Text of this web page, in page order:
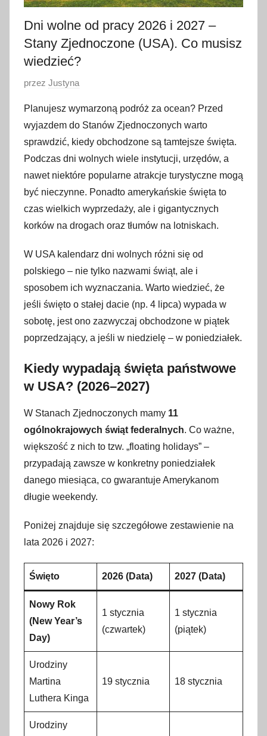
Dni wolne od pracy 2026 i 2027 –
Stany Zjednoczone (USA). Co musisz
wiedzieć?
O
u
b
l
i
k
o
w
a
o
5
m
a
2
2
6
przez Justyna
Planujesz wymarzoną podróż za ocean? Przed
wyjazdem do Stanów Zjednoczonych warto
sprawdzić, kiedy obchodzone są tamtejsze święta.
Podczas dni wolnych wiele instytucji, urzędów, a
nawet niektóre popularne atrakcje turystyczne mogą
być nieczynne. Ponadto amerykańskie święta to
czas wielkich wyprzedaży, ale i gigantycznych
korków na drogach oraz tłumów na lotniskach.
W USA kalendarz dni wolnych różni się od
polskiego – nie tylko nazwami świąt, ale i
sposobem ich wyznaczania. Warto wiedzieć, że
jeśli święto o stałej dacie (np. 4 lipca) wypada w
sobotę, jest ono zazwyczaj obchodzone w piątek
poprzedzający, a jeśli w niedzielę – w poniedziałek.
Kiedy wypadają święta państwowe
w USA? (2026–2027)
W Stanach Zjednoczonych mamy 11
ogólnokrajowych świąt federalnych. Co ważne,
większość z nich to tzw. „floating holidays” –
przypadają zawsze w konkretny poniedziałek
danego miesiąca, co gwarantuje Amerykanom
długie weekendy.
Poniżej znajduje się szczegółowe zestawienie na
lata 2026 i 2027:
Święto 2026 (Data) 2027 (Data)
Nowy Rok
(New Year’s
Day)
1 stycznia
(czwartek)
1 stycznia
(piątek)
Urodziny
Martina
Luthera Kinga
19 stycznia 18 stycznia
Urodziny